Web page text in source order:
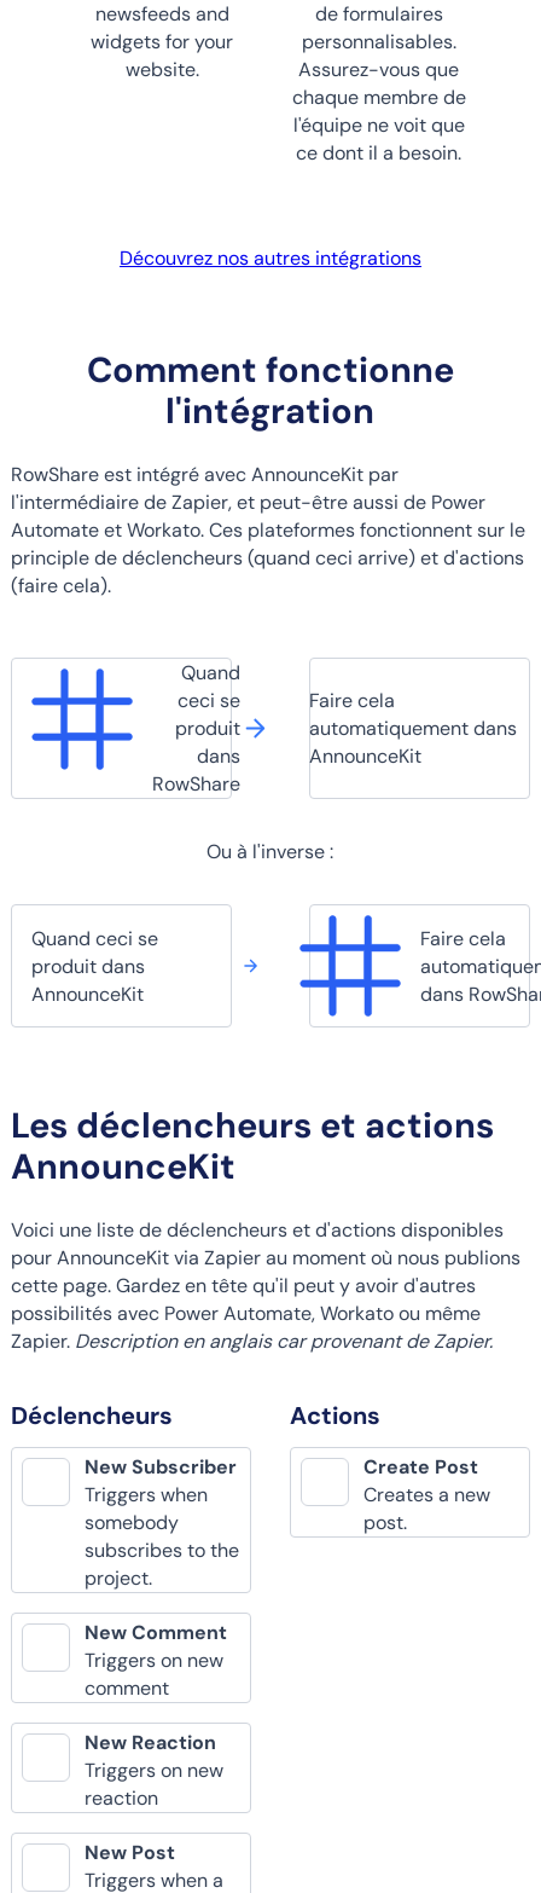
newsfeeds and
widgets for your
website.
de formulaires
personnalisables.
Assurez-vous que
chaque membre de
l'équipe ne voit que
ce dont il a besoin.
Découvrez nos autres intégrations
Comment fonctionne
l'intégration
RowShare est intégré avec AnnounceKit par
l'intermédiaire de Zapier, et peut-être aussi de Power
Automate et Workato. Ces plateformes fonctionnent sur le
principle de déclencheurs (quand ceci arrive) et d'actions
(faire cela).
Quand
ceci se
produit
dans
RowShare
Faire cela
automatiquement dans
AnnounceKit
Ou à l'inverse :
Quand ceci se
produit dans
AnnounceKit
Faire cela
dans
Les déclencheurs et actions
AnnounceKit
Voici une liste de déclencheurs et d'actions disponibles
pour AnnounceKit via Zapier au moment où nous publions
cette page. Gardez en tête qu'il peut y avoir d'autres
possibilités avec Power Automate, Workato ou même
Zapier. Description en anglais car provenant de Zapier.
Déclencheurs
New Subscriber
Triggers when
somebody
subscribes to the
project.
New Comment
Triggers on new
comment
New Reaction
Triggers on new
reaction
New Post
Triggers when a
Actions
Create Post
Creates a new
post.